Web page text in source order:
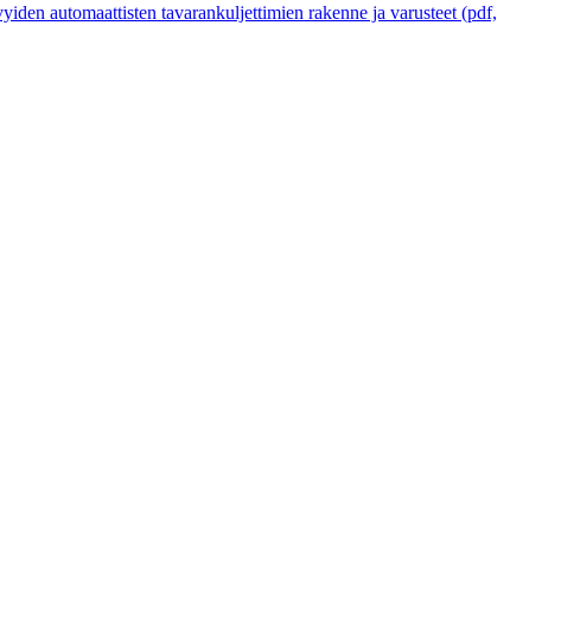
automaattisten tavarankuljettimien rakenne ja varusteet (pdf,